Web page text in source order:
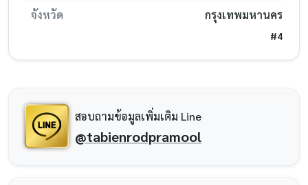
จังหวัด
กรุงเทพมหานคร
#4
สอบถามข้อมูลเพิ่มเติม Line
@tabienrodpramool